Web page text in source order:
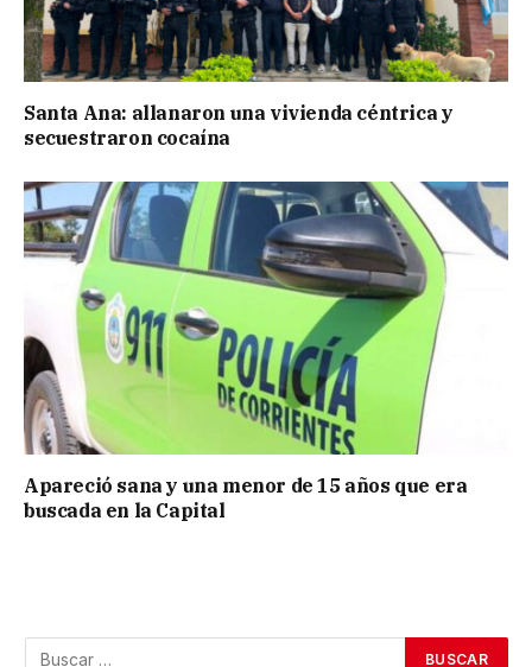
Santa Ana: allanaron una vivienda céntrica y
secuestraron cocaína
Apareció sana y una menor de 15 años que era
buscada en la Capital